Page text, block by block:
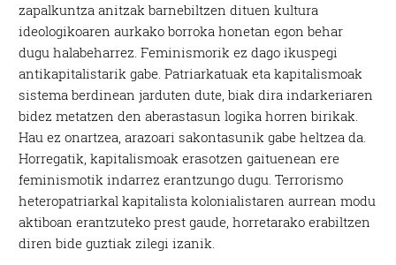
zapalkuntza anitzak barnebiltzen dituen kultura
ideologikoaren aurkako borroka honetan egon behar
dugu halabeharrez. Feminismorik ez dago ikuspegi
antikapitalistarik gabe. Patriarkatuak eta kapitalismoak
sistema berdinean jarduten dute, biak dira indarkeriaren
bidez metatzen den aberastasun logika horren birikak.
Hau ez onartzea, arazoari sakontasunik gabe heltzea da.
Horregatik, kapitalismoak erasotzen gaituenean ere
feminismotik indarrez erantzungo dugu. Terrorismo
heteropatriarkal kapitalista kolonialistaren aurrean modu
aktiboan erantzuteko prest gaude, horretarako erabiltzen
diren bide guztiak zilegi izanik.